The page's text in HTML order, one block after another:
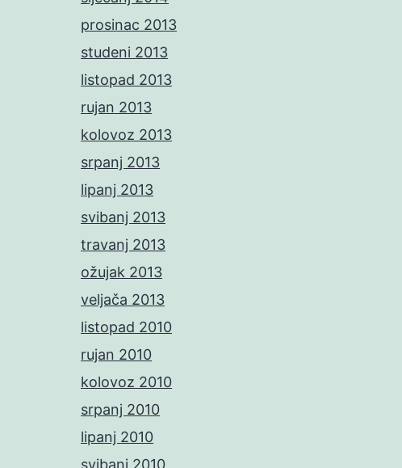
prosinac 2013
studeni 2013
listopad 2013
rujan 2013
kolovoz 2013
srpanj 2013
lipanj 2013
svibanj 2013
travanj 2013
ožujak 2013
veljača 2013
listopad 2010
rujan 2010
kolovoz 2010
srpanj 2010
lipanj 2010
svibanj 2010